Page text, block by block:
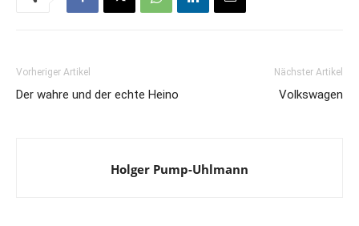
Vorheriger Artikel
Der wahre und der echte Heino
Nächster Artikel
Volkswagen
Holger Pump-Uhlmann